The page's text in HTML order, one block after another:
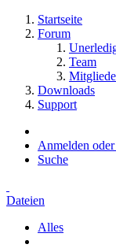
Startseite
Forum
Team
Downloads
Support
Anmelden
Suche
Dateien
Alles